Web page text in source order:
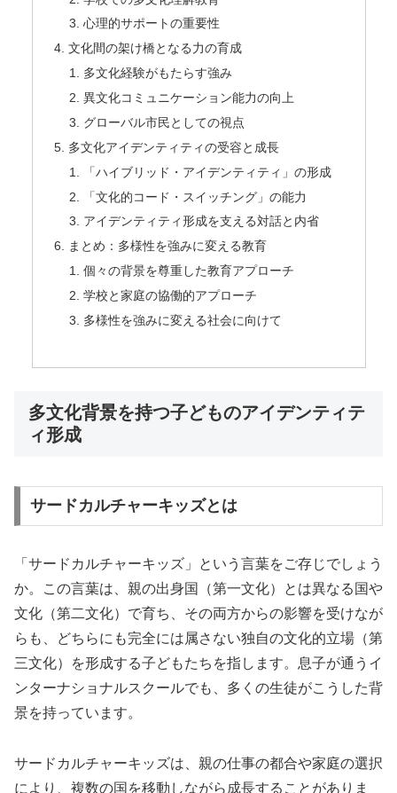
心理的サポートの重要性
文化間の架け橋となる力の育成
多文化経験がもたらす強み
異文化コミュニケーション能力の向上
グローバル市民としての視点
多文化アイデンティティの受容と成長
「ハイブリッド・アイデンティティ」の形成
「文化的コード・スイッチング」の能力
アイデンティティ形成を支える対話と内省
まとめ：多様性を強みに変える教育
個々の背景を尊重した教育アプローチ
学校と家庭の協働的アプローチ
多様性を強みに変える社会に向けて
多文化背景を持つ子どものアイデンティテ
ィ形成
サードカルチャーキッズとは
「サードカルチャーキッズ」という言葉をご存じでしょう
か。この言葉は、親の出身国（第一文化）とは異なる国や
文化（第二文化）で育ち、その両方からの影響を受けなが
らも、どちらにも完全には属さない独自の文化的立場（第
三文化）を形成する子どもたちを指します。息子が通うイ
ンターナショナルスクールでも、多くの生徒がこうした背
景を持っています。
サードカルチャーキッズは、親の仕事の都合や家庭の選択
により、複数の国を移動しながら成長することがありま